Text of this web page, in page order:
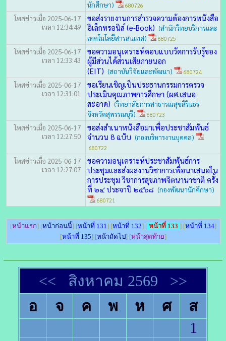
นักศึกษา)
680726
โพสข่าวเมื่อ 2025-06-17
เวลา 12:34:49
ขอส่งรายงานการสำรวจความต้องการหนังสือ
อิเล็กทรอนิส์ (e-Book) (สำนักวิทยบริการและ
เทคโนโลยีสารสนเทศ)
680725
โพสข่าวเมื่อ 2025-06-17
เวลา 12:33:43
ขอความอนุเคราะห์ตอบแบบวัดการรับรู้ของ
ผู้มีส่วนได้ส่วนเสียภายนอก
(EIT) (สถาบันวิจัยและพัฒนา) 680724
โพสข่าวเมื่อ 2025-06-17
เวลา 12:31:01
ขอเรียนเชิญเป็นประธานกรรมการตรวจ
ประเมินคุณภาพการศึกษา (ผศ.เสนอ
สะอาด) (วิทยาลัยการสาธารณสุขสิรินธร
จังหวัดสุพรรณบุรี)
680723
โพสข่าวเมื่อ 2025-06-17
เวลา 12:27:50
ขอส่งสำเนาหนังสือมาเพื่อประชาสัมพันธ์
จำนวน 8 ฉบับ (กองบริหารงานบุคคล)
680722
โพสข่าวเมื่อ 2025-06-17
เวลา 12:27:07
ขอความอนุเคราะห์ประชาสัมพันธ์การ
ประชุมและส่งผลงานวิชาการเพื่อนาเสนอใน
การประชุม วิชาการสุขภาพจิตนานาชาติ ครั้ง
ที่ ๒๔ ประจาปี ๒๕๖๘ (กองพัฒนานักศึกษา)
680721
[หน้าแรก] [หน้าก่อนนี้] [หน้าที่ 131] [หน้าที่ 132] [หน้าที่ 133 ] [หน้าที่ 134]
[หน้าที่ 135] [หน้าถัดไป] [หน้าสุดท้าย]